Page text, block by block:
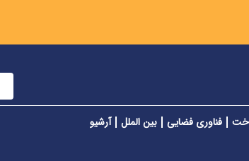
فناوری فضایی بین الملل آرشیو